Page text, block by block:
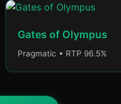
Gates of Olympus
Pragmatic • RTP 96.5%